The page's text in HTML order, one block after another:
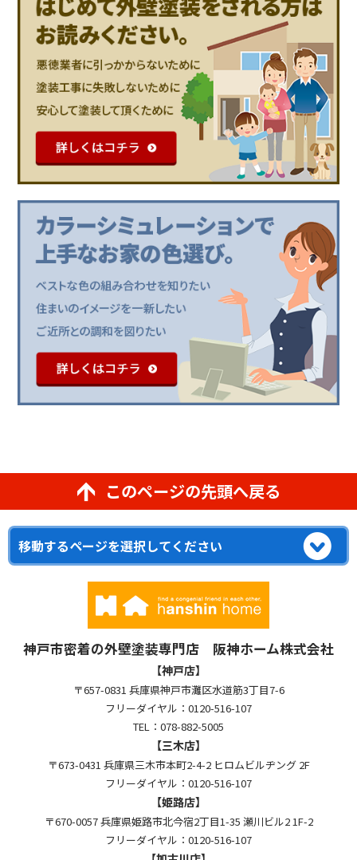
このページの先頭へ戻る
神戸市密着の外壁塗装専門店 阪神ホーム株式会社
【神戸店】
〒657-0831 兵庫県神戸市灘区水道筋3丁目7-6
フリーダイヤル：0120-516-107
TEL：078-882-5005
【三木店】
〒673-0431 兵庫県三木市本町2-4-2 ヒロムビルヂング 2F
フリーダイヤル：0120-516-107
【姫路店】
〒670-0057 兵庫県姫路市北今宿2丁目1-35 瀬川ビル2 1F-2
フリーダイヤル：0120-516-107